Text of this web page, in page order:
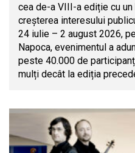
cea de-a VIII-a ediție cu
creșterea interesului
24 iulie – 2 august 2026,
Napoca, evenimentul a
peste 40.000 de
mulți decât la ediția